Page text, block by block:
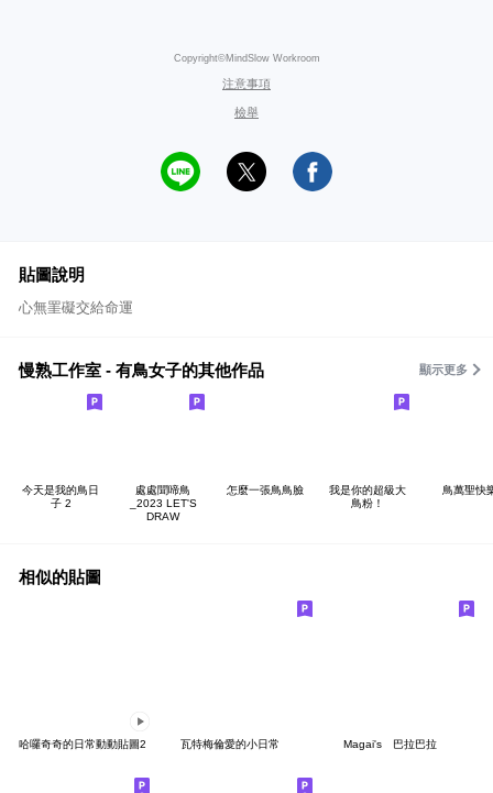
Copyright©MindSlow Workroom
注意事項
檢舉
貼圖說明
心無罣礙交給命運
慢熟工作室 - 有鳥女子的其他作品 顯示更多
今天是我的鳥日
子 2
處處聞啼鳥
_2023 LET'S
DRAW
怎麼一張鳥鳥臉
我是你的超級大
鳥粉！
鳥萬聖快
相似的貼圖
哈囉奇奇的日常動動貼圖2 瓦特梅倫愛的小日常 Magai's 巴拉巴拉